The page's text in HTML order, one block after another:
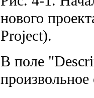
нового
Project).
В поле
произвольное